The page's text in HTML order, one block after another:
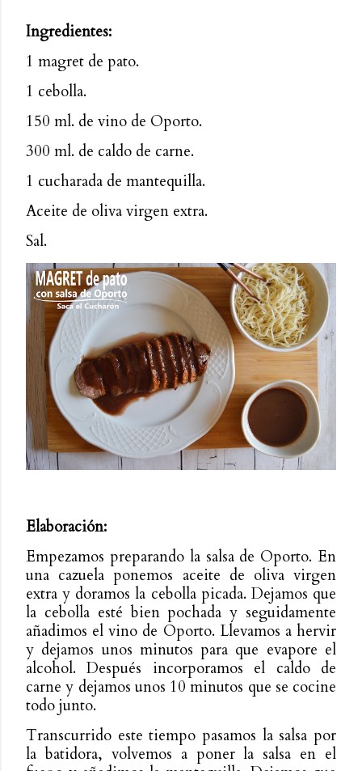
Ingredientes:
1 magret de pato.
1 cebolla.
150 ml. de vino de Oporto.
300 ml. de caldo de carne.
1 cucharada de mantequilla.
Aceite de oliva virgen extra.
Sal.
Elaboración:
Empezamos preparando la salsa de Oporto. En
una cazuela ponemos aceite de oliva virgen
extra y doramos la cebolla picada. Dejamos que
la cebolla esté bien pochada y seguidamente
añadimos el vino de Oporto. Llevamos a hervir
y dejamos unos minutos para que evapore el
alcohol. Después incorporamos el caldo de
carne y dejamos unos 10 minutos que se cocine
todo junto.
Transcurrido este tiempo pasamos la salsa por
la batidora, volvemos a poner la salsa en el